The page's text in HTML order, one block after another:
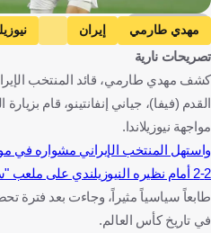
Getty Images
مهدي طارمي إيران
نيوزيلندا
تصريحات نارية
كشف مهدي طارمي، قائد المنتخب
القدم (فيفا)، جياني إنفانتينو، قام
مواجهة نيوزيلاندا.
2-2 أمام نظيره النيوزيلندي على ملعب "سوفي ستاديوم"،
طابعاً سياسياً مثيراً، وجاءت بعد فترة
في تاريخ كأس العالم.